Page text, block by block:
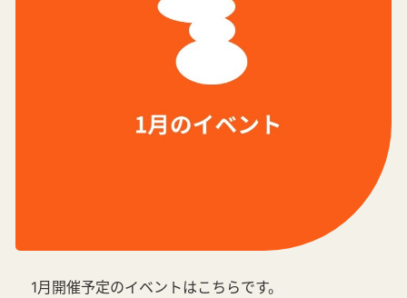
1月開催予定のイベントはこちらです。